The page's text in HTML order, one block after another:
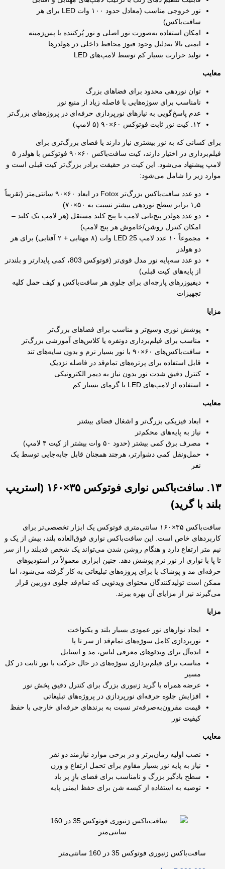
نور خروجی مناسب (معادل حدود ۱۰۰ وات LED برای هر
سافت‌باکس)
امکان استفاده به‌صورت نور اصلی و نور پُرکننده یا پس‌زمینه
ایمنی بالا به‌دلیل وجود فیوز محافظ داخلی در هولدرها
تولید حرارت بسیار کم توسط لامپ‌های LED
معایب
توان نوردهی محدود برای فضاهای بزرگ
نامناسب برای سوژه‌هایی با فاصله زیاد از منبع نور
عدم پاسخ‌گویی به نیازهای نورپردازی حرفه‌ای در پروژه‌های بزرگ‌تر
۱۲. کیت نور ثابت فوتوکس ۶۰×۹۰ (۵ لامپ)
برای کسانی که به نور بیشتری نیاز دارند یا فضای بزرگ‌تری برای
فیلم‌برداری در اختیار دارند، کیت سافت‌باکس ۶۰×۹۰ فوتوکس با هولدر ۵
لامپ پیشنهاد می‌شود. این کیت در حقیقت برادر بزرگ‌تر کیت قبلی است و
موارد زیر را شامل می‌شود:
دو عدد سافت‌باکس بزرگ‌تر Fotox در ابعاد ۶۰×۹۰ سانتی‌متر (تقریباً
۱٫۵ برابر سطح نوردهی بیشتر نسبت به ۵۰×۷۰)
دو عدد هولدر پنج‌تایی لامپ با پنج کلید مستقل (هر لامپ یک کلید –
امکان کنترل روشن/خاموش هر پنج لامپ)
مجموعاً ۱۰ عدد لامپ LED 25 وات (۸ مهتابی + ۲ آفتابی) برای هر
دو هولدر
دو عدد سه‌پایه نور مدل قوی‌تر (فوتوکس 803، کمی پایدارتر و بلندتر
از پایه‌های کیت قبلی)
دیفیوزرهای پارچه‌ای برای جلوی هر سافت‌باکس و کیف حمل کلیه
تجهیزات
مزایا
پوشش نوری وسیع‌تر و مناسب برای فضاهای بزرگ‌تر
مناسب برای فیلم‌برداری دونفره یا کلاس‌های آموزشی بزرگ‌تر
سافت‌باکس‌های ۶۰×۹۰ با نور بسیار نرم و بدون سایه‌های تند
قابل استفاده برای پرتره‌های تمام‌قد در فاصله نزدیک
کنترل دقیق شدت نور بدون نیاز به دیمر الکترونیکی
استفاده از لامپ‌های LED با گرمای بسیار کم
معایب
ابعاد فیزیکی بزرگ‌تر و اشغال فضای بیشتر
نیاز به پایه‌های محکم‌تر
مصرف برق کمی بیشتر (حدود ۵۰ وات بیشتر از کیت ۴ لامپ)
حمل‌ونقل کمی دشوارتر، هرچند همچنان قابل جابه‌جایی توسط یک
نفر
۱۳. سافت‌باکس نواری فوتوکس ۳۵×۱۶۰ (استریپ
بلند با گرید)
سافت‌باکس ۳۵×۱۶۰ سانتی‌متری فوتوکس یک ابزار تخصصی‌تر برای
کاربردهای خاص است. این سافت‌باکس نواری فوق‌العاده بلند، بیش از یک و
نیم متر ارتفاع دارد و هنگام روشن شدن می‌تواند یک شخص قدبلند را از سر
تا پا با نواری از نور نرم پوشش دهد. چنین ابزاری معمولاً در استودیوهای
حرفه‌ای مد و پوشاک یا برای پروژه‌های تبلیغاتی به کار گرفته می‌شود، اما
ممکن است تولیدکنندگان محتوای ویدئویی که تمام‌قد جلوی دوربین قرار
می‌گیرند نیز از مزایای آن بهره ببرند.
مزایا
ایجاد نوارهای نور عمودی بسیار بلند و یکنواخت
نورپردازی کامل سوژه‌های تمام‌قد از سر تا پا
ایده‌آل برای ویدئوهای معرفی لباس، مد و استایل
مناسب برای فیلم‌برداری سوژه‌های در حال حرکت با نور ثابت در کل
مسیر
عرضه همراه با گرید زنبوری بزرگ برای کنترل دقیق پخش نور
افزایش جلوه حرفه‌ای نورپردازی در پروژه‌های تبلیغاتی
قیمت مقرون‌به‌صرفه‌تر نسبت به برندهای حرفه‌ای خارجی با حفظ
کیفیت نور
معایب
نصب اولیه زمان‌برتر و در برخی موارد نیازمند دو نفر
نیاز به پایه نور بسیار مقاوم برای تحمل ارتفاع و وزن
سطح بادگیر بزرگ و نامناسب برای فضای بازِ پر باد
توصیه به استفاده از کیسه شن برای حفظ ایمنی پایه
سافت‌باکس زنبوری فوتوکس 35 در 160 سانتی‌متر